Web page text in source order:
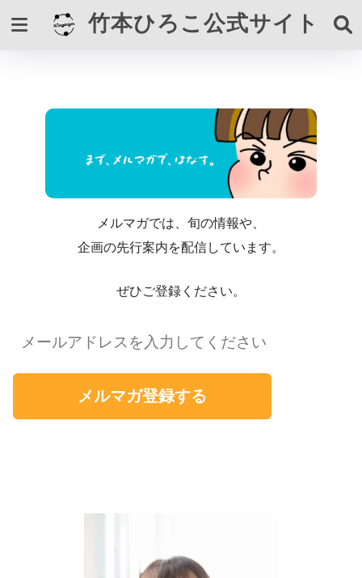
竹本ひろこ公式サイト
メルマガでは、旬の情報や、
企画の先行案内を配信しています。
ぜひご登録ください。